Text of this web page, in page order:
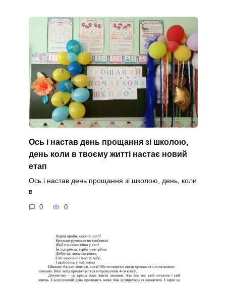
Ось і настав день прощання зі школою,
день коли в твоєму житті настає новий
етап
Ось і настав день прощання зі школою, день, коли
в
0 0